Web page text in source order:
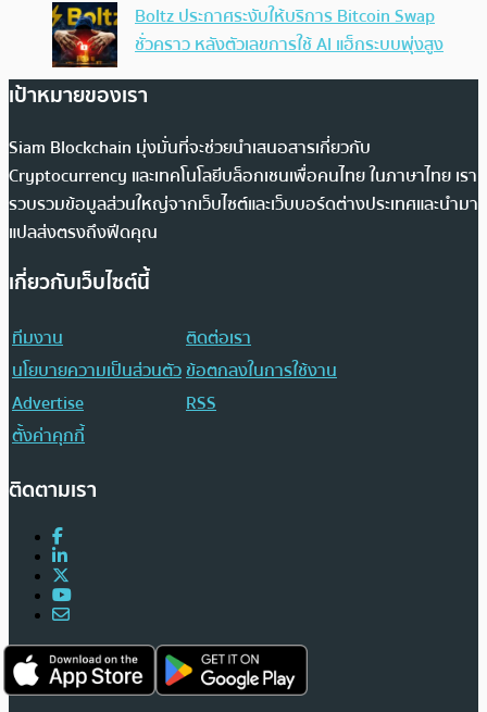
Boltz ประกาศระงับให้บริการ Bitcoin Swap
ชั่วคราว หลังตัวเลขการใช้ AI แฮ็กระบบพุ่งสูง
เป้าหมายของเรา
Siam Blockchain มุ่งมั่นที่จะช่วยนำเสนอสารเกี่ยวกับ
Cryptocurrency และเทคโนโลยีบล็อกเชนเพื่อคนไทย ในภาษาไทย เรา
รวบรวมข้อมูลส่วนใหญ่จากเว็บไซต์และเว็บบอร์ดต่างประเทศและนำมา
แปลส่งตรงถึงฟีดคุณ
เกี่ยวกับเว็บไซต์นี้
ทีมงาน
ติดต่อเรา
นโยบายความเป็นส่วนตัวข้อตกลงในการใช้งาน
Advertise
RSS
ตั้งค่าคุกกี้
ติดตามเรา